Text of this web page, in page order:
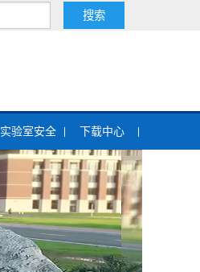
实验室安全 下载中心